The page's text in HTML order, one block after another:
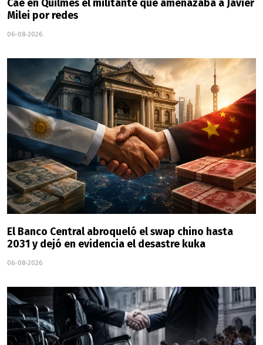
Cae en Quilmes el militante que amenazaba a Javier
Milei por redes
06-08-2026
El Banco Central abroqueló el swap chino hasta
2031 y dejó en evidencia el desastre kuka
06-08-2026